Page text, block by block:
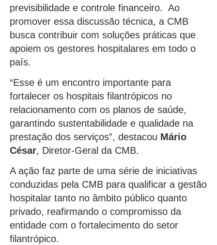
previsibilidade e controle financeiro. Ao
promover essa discussão técnica, a CMB
busca contribuir com soluções práticas que
apoiem os gestores hospitalares em todo o
país.
“Esse é um encontro importante para
fortalecer os hospitais filantrópicos no
relacionamento com os planos de saúde,
garantindo sustentabilidade e qualidade na
prestação dos serviços”, destacou Mário
César, Diretor-Geral da CMB.
A ação faz parte de uma série de iniciativas
conduzidas pela CMB para qualificar a gestão
hospitalar tanto no âmbito público quanto
privado, reafirmando o compromisso da
entidade com o fortalecimento do setor
filantrópico.